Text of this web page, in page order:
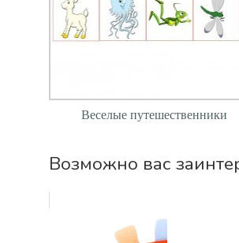
Веселые путешественники
Возможно вас